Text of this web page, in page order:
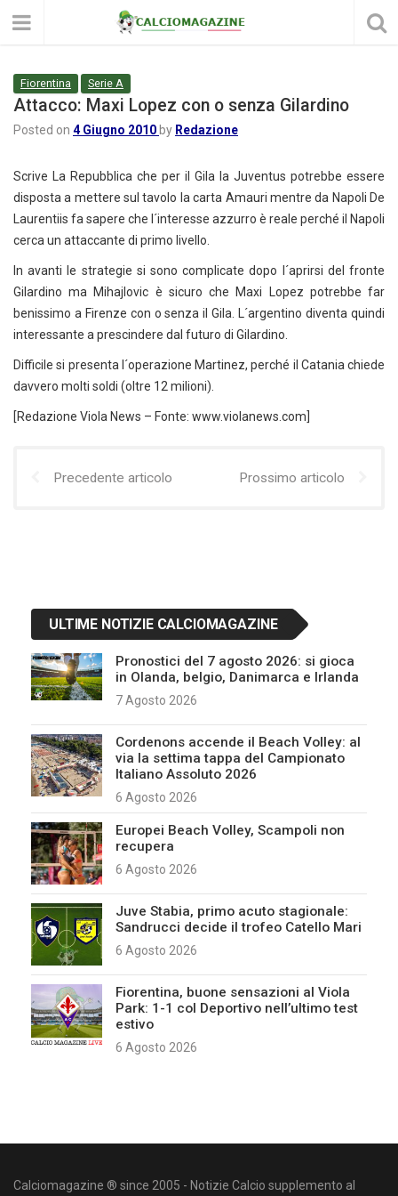
Fiorentina Serie A
Attacco: Maxi Lopez con o senza Gilardino
Posted on 4 Giugno 2010 by Redazione
Scrive La Repubblica che per il Gila la Juventus potrebbe essere
disposta a mettere sul tavolo la carta Amauri mentre da Napoli De
Laurentiis fa sapere che l´interesse azzurro è reale perché il Napoli
cerca un attaccante di primo livello.
In avanti le strategie si sono complicate dopo l´aprirsi del fronte
Gilardino ma Mihajlovic è sicuro che Maxi Lopez potrebbe far
benissimo a Firenze con o senza il Gila. L´argentino diventa quindi
interessante a prescindere dal futuro di Gilardino.
Difficile si presenta l´operazione Martinez, perché il Catania chiede
davvero molti soldi (oltre 12 milioni).
[Redazione Viola News – Fonte: www.violanews.com]
Precedente articolo Prossimo articolo
ULTIME NOTIZIE CALCIOMAGAZINE
Pronostici del 7 agosto 2026: si gioca
in Olanda, belgio, Danimarca e Irlanda
7 Agosto 2026
Cordenons accende il Beach Volley: al
via la settima tappa del Campionato
Italiano Assoluto 2026
6 Agosto 2026
Europei Beach Volley, Scampoli non
recupera
6 Agosto 2026
Juve Stabia, primo acuto stagionale:
Sandrucci decide il trofeo Catello Mari
6 Agosto 2026
Fiorentina, buone sensazioni al Viola
Park: 1-1 col Deportivo nell’ultimo test
estivo
6 Agosto 2026
Calciomagazine ® since 2005 - Notizie Calcio supplemento al